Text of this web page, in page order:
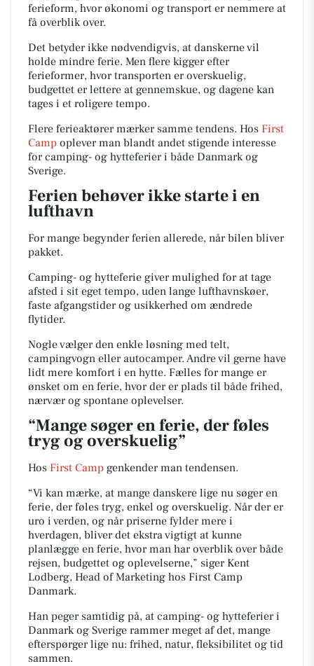
ferieform, hvor økonomi og transport er nemmere at
få overblik over.
Det betyder ikke nødvendigvis, at danskerne vil
holde mindre ferie. Men flere kigger efter
ferieformer, hvor transporten er overskuelig,
budgettet er lettere at gennemskue, og dagene kan
tages i et roligere tempo.
Flere ferieaktører mærker samme tendens. Hos First
Camp oplever man blandt andet stigende interesse
for camping- og hytteferier i både Danmark og
Sverige.
Ferien behøver ikke starte i en
lufthavn
For mange begynder ferien allerede, når bilen bliver
pakket.
Camping- og hytteferie giver mulighed for at tage
afsted i sit eget tempo, uden lange lufthavnskøer,
faste afgangstider og usikkerhed om ændrede
flytider.
Nogle vælger den enkle løsning med telt,
campingvogn eller autocamper. Andre vil gerne have
lidt mere komfort i en hytte. Fælles for mange er
ønsket om en ferie, hvor der er plads til både frihed,
nærvær og spontane oplevelser.
“Mange søger en ferie, der føles
tryg og overskuelig”
Hos First Camp genkender man tendensen.
“Vi kan mærke, at mange danskere lige nu søger en
ferie, der føles tryg, enkel og overskuelig. Når der er
uro i verden, og når priserne fylder mere i
hverdagen, bliver det ekstra vigtigt at kunne
planlægge en ferie, hvor man har overblik over både
rejsen, budgettet og oplevelserne,” siger Kent
Lodberg, Head of Marketing hos First Camp
Danmark.
Han peger samtidig på, at camping- og hytteferier i
Danmark og Sverige rammer meget af det, mange
efterspørger lige nu: frihed, natur, fleksibilitet og tid
sammen.